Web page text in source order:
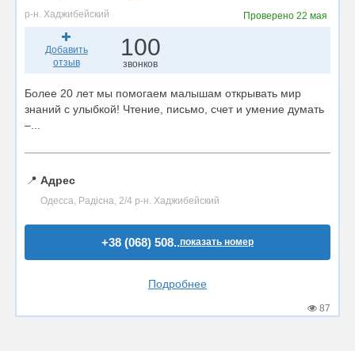
р-н. Хаджибейский Проверено22 мая
Добавить
отзыв
100
звонков
Более 20 лет мы помогаем малышам открывать мир
знаний с улыбкой! Чтение, письмо, счет и умение думать
–...
📍 Адрес
Одесса, Радісна, 2/4 р-н. Хаджибейский
+38 (068) 508..показать номер
Подробнее
87